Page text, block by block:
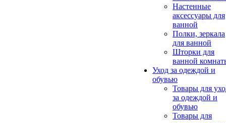
Настенные
аксессуары для
ванной
Полки, зеркала
для ванной
Шторки для
ванной
Уход за одеждой и
обувью
Товары для
за одеждой и
обувью
Товары для